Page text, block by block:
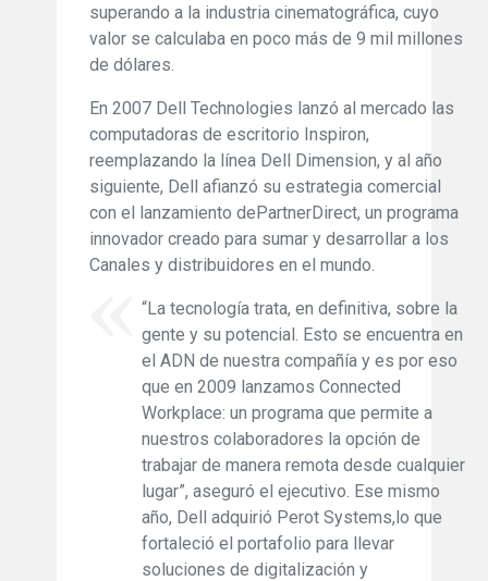
superando a la industria cinematográfica, cuyo
valor se calculaba en poco más de 9 mil millones
de dólares.
En 2007 Dell Technologies lanzó al mercado las
computadoras de escritorio Inspiron,
reemplazando la línea Dell Dimension, y al año
siguiente, Dell afianzó su estrategia comercial
con el lanzamiento dePartnerDirect, un programa
innovador creado para sumar y desarrollar a los
Canales y distribuidores en el mundo.
“La tecnología trata, en definitiva, sobre la
gente y su potencial. Esto se encuentra en
el ADN de nuestra compañía y es por eso
que en 2009 lanzamos Connected
Workplace: un programa que permite a
nuestros colaboradores la opción de
trabajar de manera remota desde cualquier
lugar”, aseguró el ejecutivo. Ese mismo
año, Dell adquirió Perot Systems,lo que
fortaleció el portafolio para llevar
soluciones de digitalización y